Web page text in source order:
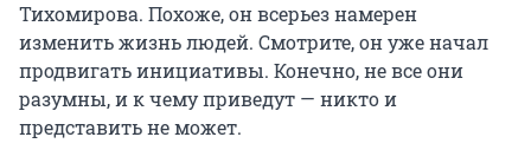
Тихомирова. Похоже, он всерьез намерен
изменить жизнь людей. Смотрите, он уже начал
продвигать инициативы. Конечно, не все они
разумны, и к чему приведут — никто и
представить не может.